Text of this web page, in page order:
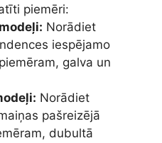
piemēri:
Norādiet
iespējamo
galva un
Norādiet
pašreizējā
dubultā